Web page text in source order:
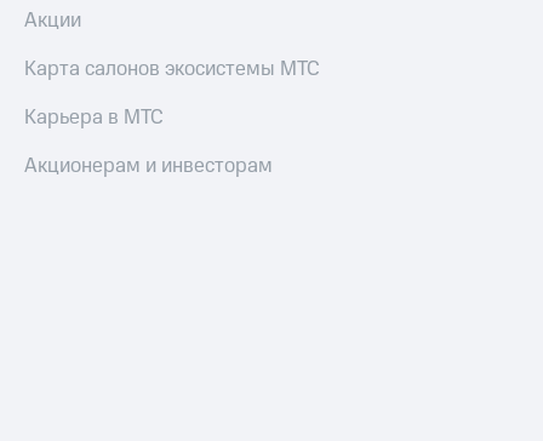
Акции
Карта салонов экосистемы МТС
Карьера в МТС
Акционерам и инвесторам